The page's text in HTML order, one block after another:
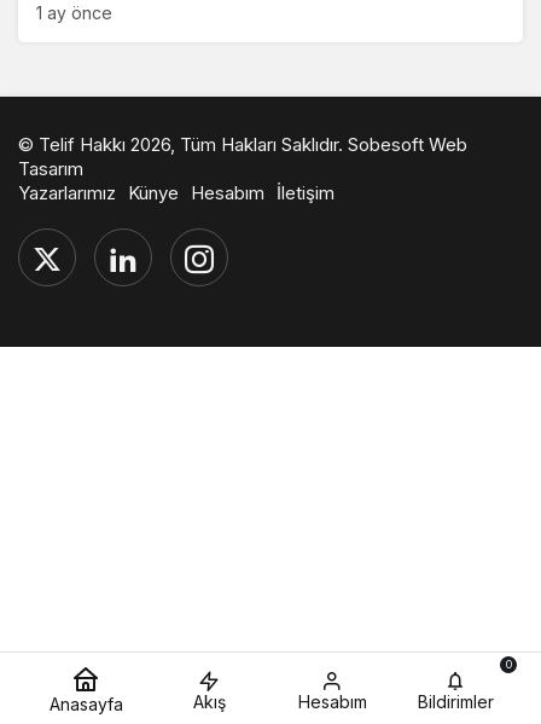
1 ay önce
© Telif Hakkı 2026, Tüm Hakları Saklıdır. Sobesoft Web
Tasarım
Yazarlarımız
Künye Hesabım İletişim
Anasayfa Akış Hesabım Bildirimler
0